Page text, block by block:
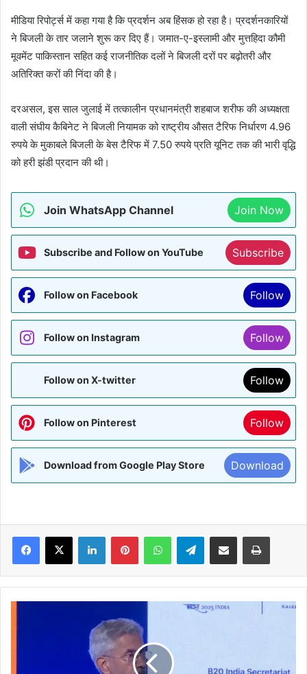
मीडिया रिपोर्ट्स में कहा गया है कि प्रदर्शन अब हिंसक हो रहा है। प्रदर्शनकारियों
ने बिजली के तार जलाने शुरू कर दिए हैं। जमात-ए-इस्लामी और मुत्तहिदा कौमी
मूवमेंट पाकिस्तान सहित कई राजनीतिक दलों ने बिजली दरों पर बढ़ोतरी और
अतिरिक्त करों की निंदा की है।
दरअसल, इस साल जुलाई में तत्कालीन प्रधानमंत्री शहबाज शरीफ की अध्यक्षता
वाली संघीय कैबिनेट ने बिजली नियामक को राष्ट्रीय औसत टैरिफ निर्धारण 4.96
रुपये के मुकाबले बिजली के बेस टैरिफ में 7.50 रुपये प्रति यूनिट तक की भारी वृद्धि
को हरी झंडी प्रदान की थी।
Join WhatsApp Channel Join Now
Subscribe and Follow on YouTube Subscribe
Follow on Facebook Follow
Follow on Instagram Follow
Follow on X-twitter Follow
Follow on Pinterest Follow
Download from Google Play Store Download
Facebook
X LinkedInPinterestWhatsAppTelegramShare via Email Print